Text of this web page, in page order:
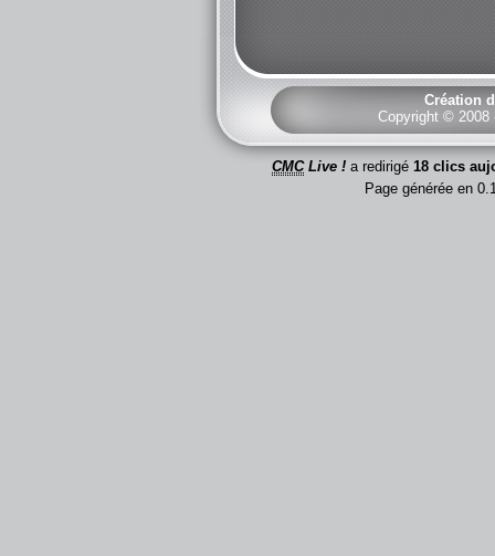
Création
Copyright © 2008
CMCLive ! a redirigé 18 clics
Page générée en